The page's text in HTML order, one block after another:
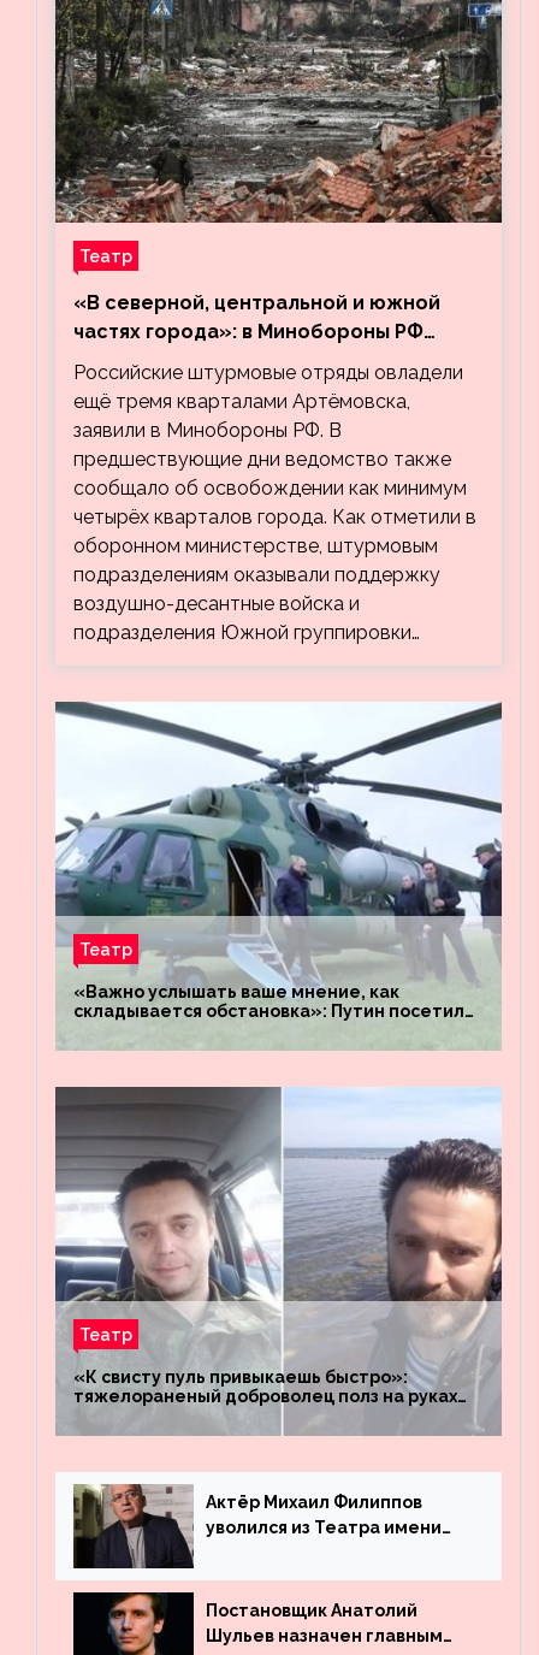
Театр
«В северной, центральной и южной
частях города»: в Минобороны РФ
заявили об освобождении ещё трёх
кварталов Артёмовска
Российские штурмовые отряды овладели
ещё тремя кварталами Артёмовска,
заявили в Минобороны РФ. В
предшествующие дни ведомство также
сообщало об освобождении как минимум
четырёх кварталов города. Как отметили в
оборонном министерстве, штурмовым
подразделениям оказывали поддержку
воздушно-десантные войска и
подразделения Южной группировки…
Театр
«Важно услышать ваше мнение, как
складывается обстановка»: Путин посетил
«Восток»
Театр
«К свисту пуль привыкаешь быстро»:
тяжелораненый доброволец полз на руках
четыре километра через заминированное
поле
Актёр Михаил Филиппов
уволился из Театра имени
Постановщик Анатолий
Шульев назначен главным